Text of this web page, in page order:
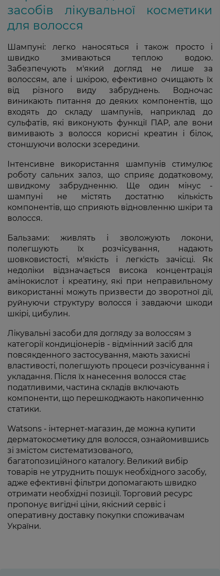
засобів лікувальної косметики
для волосся
Шампуні: легко наносяться і також просто і
швидко змиваються теплою водою.
Забезпечують м'який догляд не лише за
волоссям, але і шкірою, ефективно очищають їх
від різного виду забруднень. Водночас
виникають питання до деяких компонентів, що
входять до складу шампунів, наприклад до
сульфатів, які виконують функції ПАР, але вони
вимивають з волосся корисні креатин і білок,
стоншуючи волоски зсередини.
Інтенсивне використання шампунів стимулює
роботу сальних залоз, що сприяє додатковому,
швидкому забрудненню. Ще один мінус -
шампуні не містять достатню кількість
компонентів, що сприяють відновленню шкіри та
волосся.
Бальзами: живлять і зволожують локони,
полегшують їх розчісування, надають
шовковистості, м'якість і легкість зачісці. Як
недоліки відзначається висока концентрація
амінокислот і креатину, які при неправильному
використанні можуть призвести до зворотної дії,
руйнуючи структуру волосся і завдаючи шкоди
шкірі, цибулин.
Лікувальні засоби для догляду за волоссям з
категорії кондиціонерів - відмінний засіб для
повсякденного застосування, мають захисні
властивості, полегшують процеси розчісування і
укладання. Після їх нанесення волосся стає
податливими, частина складів включають
компоненти, що перешкоджають накопиченню
статики.
Watsons - інтернет-магазин, де можна купити
дерматокосметику для волосся, ознайомившись
зі змістом систематизованого,
багатопозиційного каталогу. Великий вибір
товарів не утруднить пошук необхідного засобу,
адже ефективні фільтри допомагають швидко
отримати необхідні позиції. Торговий ресурс
пропонує вигідні ціни, якісний сервіс і
оперативну доставку покупки споживачам
України.